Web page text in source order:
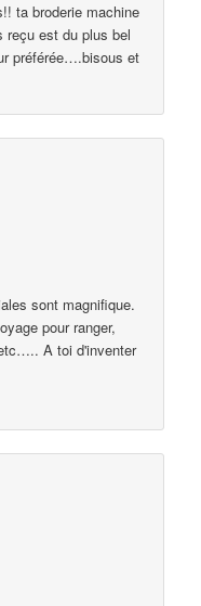
ta broderie machine
est du plus bel
préférée….bisous et
sont magnifique.
pour ranger,
A toi d'inventer